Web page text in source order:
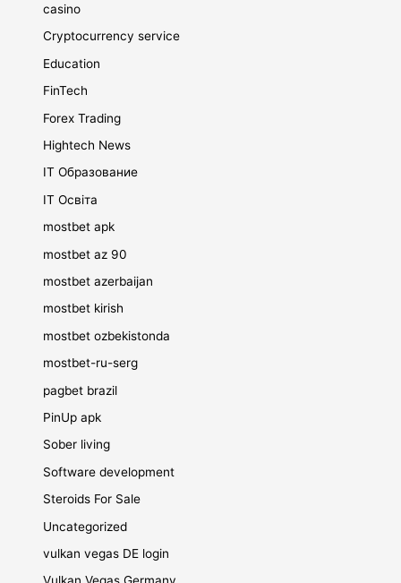
casino
Cryptocurrency service
Education
FinTech
Forex Trading
Hightech News
IT Образование
IT Освіта
mostbet apk
mostbet az 90
mostbet azerbaijan
mostbet kirish
mostbet ozbekistonda
mostbet-ru-serg
pagbet brazil
PinUp apk
Sober living
Software development
Steroids For Sale
Uncategorized
vulkan vegas DE login